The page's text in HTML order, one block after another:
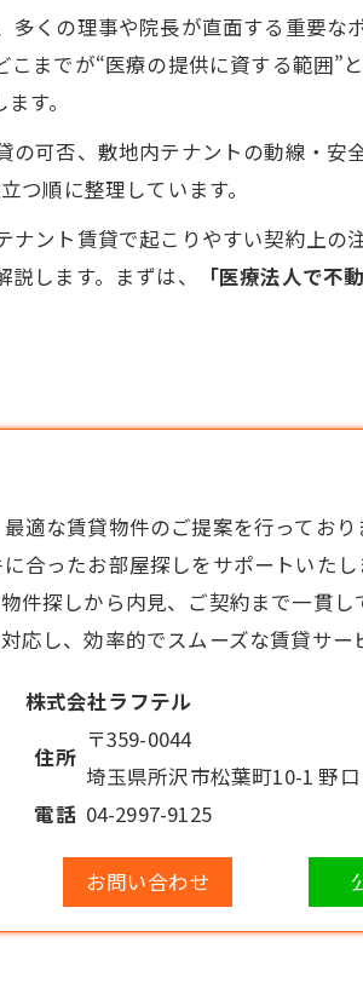
くの理事や院長が直面する重要
までが“医療の提供に資する範囲”
す。
可否、敷地内テナントの動線・安
順に整理しています。
ント賃貸で起こりやすい契約上の
します。まずは、
「医療法人で不
適な賃貸物件のご提案を行ってお
合ったお部屋探しをサポートいた
件探しから内見、ご契約まで一貫
し、効率的でスムーズな賃貸サー
株式会社ラフテル
住所
〒359-0044
埼玉県所沢市松葉町10-1 野
電話 04-2997-9125
お問い合わせ